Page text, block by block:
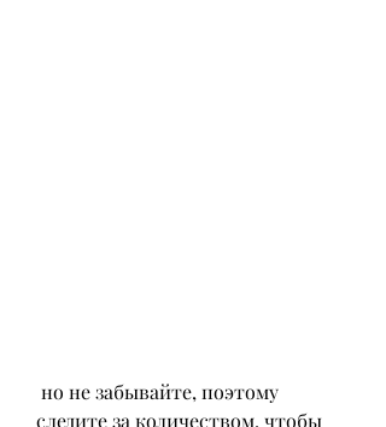
следите за количеством, чтобы